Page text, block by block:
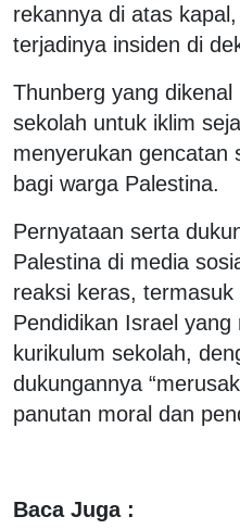
rekannya di atas
terjadinya insiden di
Thunberg yang
sekolah untuk iklim
menyerukan gencatan
bagi warga Palestina.
Pernyataan serta
Palestina di media
reaksi keras,
Pendidikan Israel
kurikulum sekolah,
dukungannya
panutan moral dan
Baca Juga :